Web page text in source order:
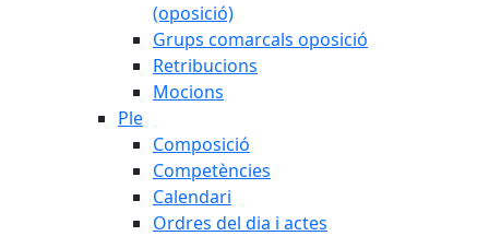
(oposició)
Grups comarcals oposició
Retribucions
Mocions
Ple
Composició
Competències
Calendari
Ordres del dia i actes